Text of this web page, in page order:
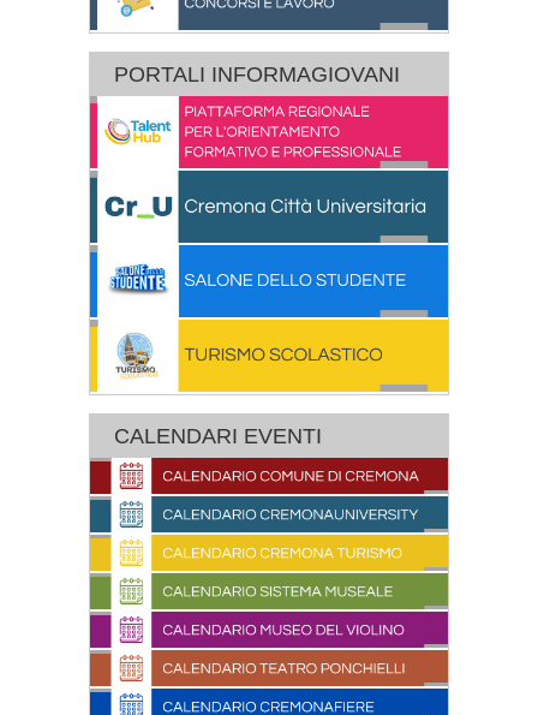
PORTALI INFORMAGIOVANI
CALENDARI EVENTI